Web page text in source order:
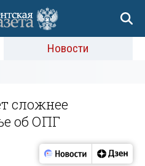
Новости
сложнее
об ОПГ